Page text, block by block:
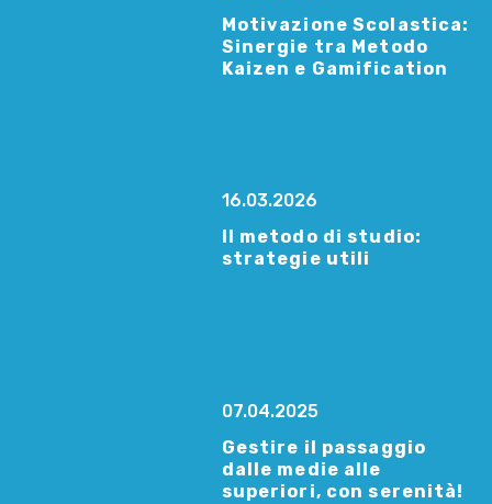
Motivazione Scolastica:
Sinergie tra Metodo
Kaizen e Gamification
16.03.2026
Il metodo di studio:
strategie utili
07.04.2025
Gestire il passaggio
dalle medie alle
superiori, con serenità!